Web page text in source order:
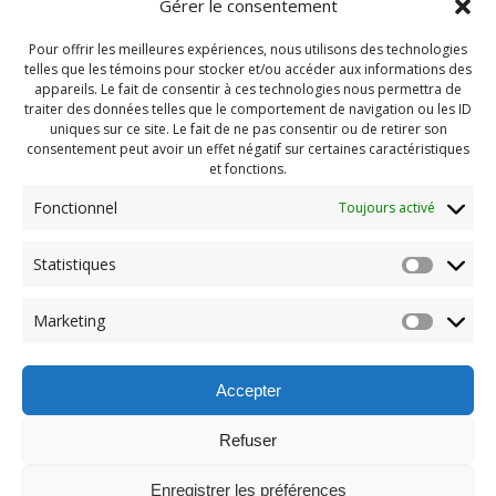
Gérer le consentement
Pour offrir les meilleures expériences, nous utilisons des technologies
telles que les témoins pour stocker et/ou accéder aux informations des
appareils. Le fait de consentir à ces technologies nous permettra de
traiter des données telles que le comportement de navigation ou les ID
uniques sur ce site. Le fait de ne pas consentir ou de retirer son
consentement peut avoir un effet négatif sur certaines caractéristiques
et fonctions.
Fonctionnel Toujours activé
Statistiques
Marketing
Accepter
Refuser
Enregistrer les préférences
Navigation
de
l'article
Previous
P1570455